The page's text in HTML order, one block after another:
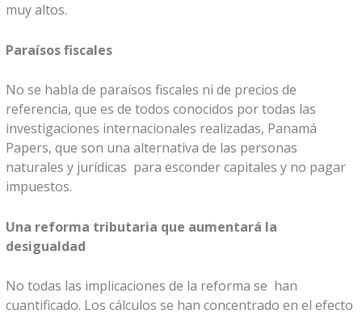
muy altos.
Paraísos fiscales
No se habla de paraísos fiscales ni de precios de
referencia, que es de todos conocidos por todas las
investigaciones internacionales realizadas, Panamá
Papers, que son una alternativa de las personas
naturales y jurídicas para esconder capitales y no pagar
impuestos.
Una reforma tributaria que aumentará la
desigualdad
No todas las implicaciones de la reforma se han
cuantificado. Los cálculos se han concentrado en el efecto